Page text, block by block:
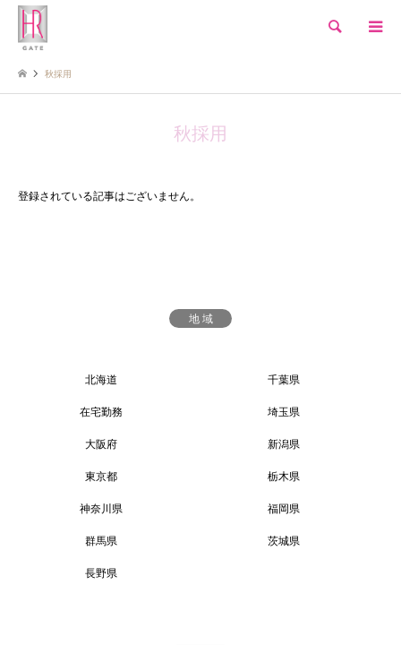
検索
秋採用
秋採用
登録されている記事はございません。
地 域
北海道 千葉県
在宅勤務 埼玉県
大阪府 新潟県
東京都 栃木県
神奈川県 福岡県
群馬県 茨城県
長野県